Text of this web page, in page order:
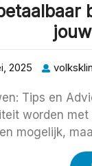
2025
Tips en
worden
mogelijk,